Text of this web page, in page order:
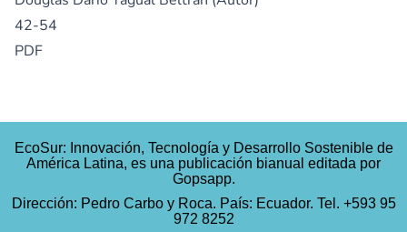
42-54
PDF
EcoSur: Innovación, Tecnología y Desarrollo Sostenible de
América Latina, es una publicación bianual editada por
Gopsapp.
Dirección: Pedro Carbo y Roca. País: Ecuador. Tel. +593 95
972 8252